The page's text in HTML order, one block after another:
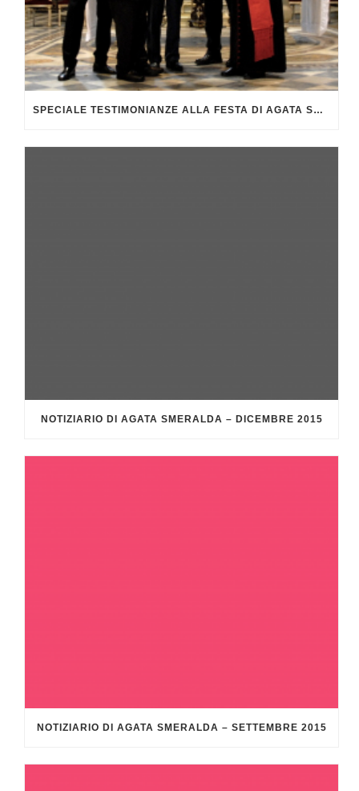
SPECIALE TESTIMONIANZE ALLA FESTA DI AGATA SMERALDA 2015
NOTIZIARIO DI AGATA SMERALDA – DICEMBRE 2015
NOTIZIARIO DI AGATA SMERALDA – SETTEMBRE 2015